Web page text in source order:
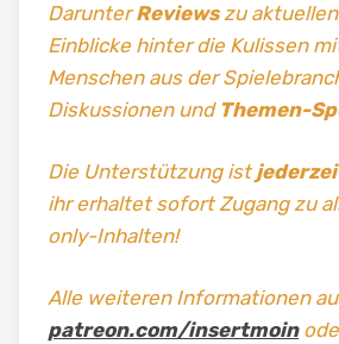
DarunterReviewszu
Einblicke hinter die Kulissen
Menschen aus der
Diskussionen und Themen-
Die Unterstützung ist
ihr erhaltet sofort Zugang zu
only-Inhalten!
Alle weiteren Informationen
patreon.com/insertmoin